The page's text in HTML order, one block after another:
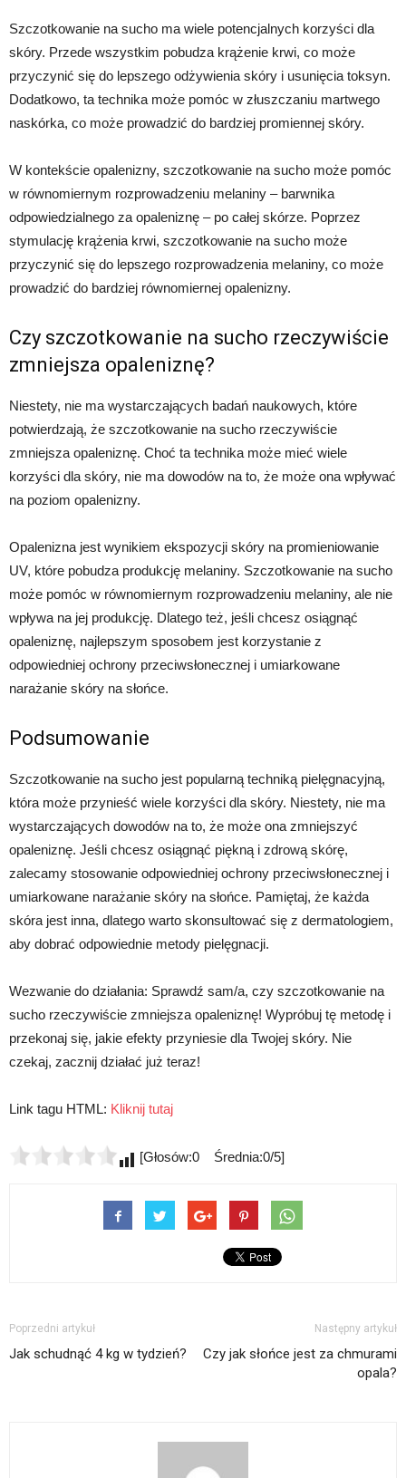
Szczotkowanie na sucho ma wiele potencjalnych korzyści dla
skóry. Przede wszystkim pobudza krążenie krwi, co może
przyczynić się do lepszego odżywienia skóry i usunięcia toksyn.
Dodatkowo, ta technika może pomóc w złuszczaniu martwego
naskórka, co może prowadzić do bardziej promiennej skóry.
W kontekście opalenizny, szczotkowanie na sucho może pomóc
w równomiernym rozprowadzeniu melaniny – barwnika
odpowiedzialnego za opaleniznę – po całej skórze. Poprzez
stymulację krążenia krwi, szczotkowanie na sucho może
przyczynić się do lepszego rozprowadzenia melaniny, co może
prowadzić do bardziej równomiernej opalenizny.
Czy szczotkowanie na sucho rzeczywiście
zmniejsza opaleniznę?
Niestety, nie ma wystarczających badań naukowych, które
potwierdzają, że szczotkowanie na sucho rzeczywiście
zmniejsza opaleniznę. Choć ta technika może mieć wiele
korzyści dla skóry, nie ma dowodów na to, że może ona wpływać
na poziom opalenizny.
Opalenizna jest wynikiem ekspozycji skóry na promieniowanie
UV, które pobudza produkcję melaniny. Szczotkowanie na sucho
może pomóc w równomiernym rozprowadzeniu melaniny, ale nie
wpływa na jej produkcję. Dlatego też, jeśli chcesz osiągnąć
opaleniznę, najlepszym sposobem jest korzystanie z
odpowiedniej ochrony przeciwsłonecznej i umiarkowane
narażanie skóry na słońce.
Podsumowanie
Szczotkowanie na sucho jest popularną techniką pielęgnacyjną,
która może przynieść wiele korzyści dla skóry. Niestety, nie ma
wystarczających dowodów na to, że może ona zmniejszyć
opaleniznę. Jeśli chcesz osiągnąć piękną i zdrową skórę,
zalecamy stosowanie odpowiedniej ochrony przeciwsłonecznej i
umiarkowane narażanie skóry na słońce. Pamiętaj, że każda
skóra jest inna, dlatego warto skonsultować się z dermatologiem,
aby dobrać odpowiednie metody pielęgnacji.
Wezwanie do działania: Sprawdź sam/a, czy szczotkowanie na
sucho rzeczywiście zmniejsza opaleniznę! Wypróbuj tę metodę i
przekonaj się, jakie efekty przyniesie dla Twojej skóry. Nie
czekaj, zacznij działać już teraz!
Link tagu HTML: Kliknij tutaj
[Głosów:0 Średnia:0/5]
Poprzedni artykuł
Jak schudnąć 4 kg w tydzień?
Następny artykuł
Czy jak słońce jest za chmurami
opala?